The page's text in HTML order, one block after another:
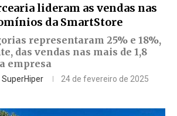
lideram as vendas nas
da SmartStore
representaram 25% e 18%,
das vendas nas mais de 1,8
empresa
24 de fevereiro de 2025